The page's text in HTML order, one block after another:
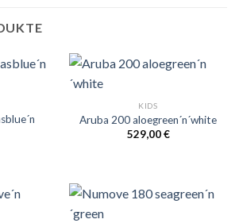
KIDS
Aruba 200 aloegreen´n´white
529,00€